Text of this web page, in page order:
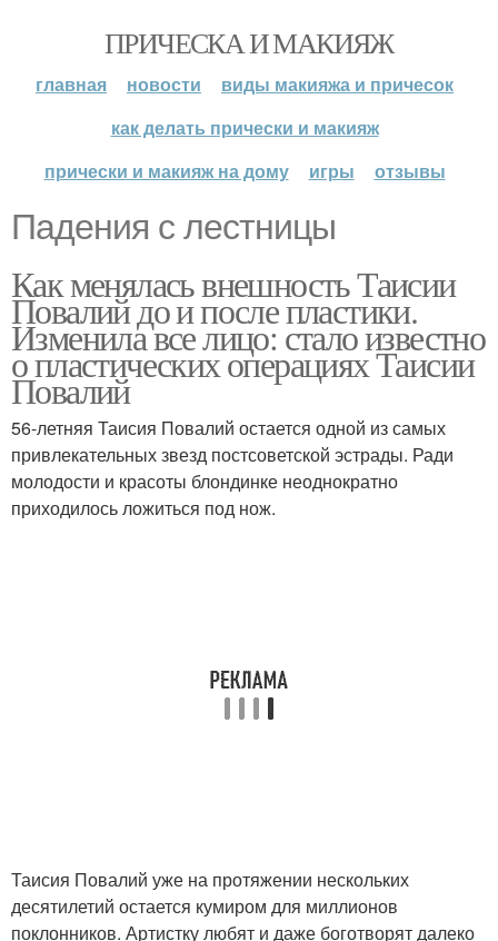
ПРИЧЕСКА И МАКИЯЖ
главная новости
виды макияжа и причесок
как делать прически и макияж
прически и макияж на дому
игры отзывы
Падения с лестницы
Как менялась внешность Таисии
Повалий до и после пластики.
Изменила все лицо: стало известно
о пластических операциях Таисии
Повалий
56-летняя Таисия Повалий остается одной из самых
привлекательных звезд постсоветской эстрады. Ради
молодости и красоты блондинке неоднократно
приходилось ложиться под нож.
Таисия Повалий уже на протяжении нескольких
десятилетий остается кумиром для миллионов
поклонников. Артистку любят и даже боготворят далеко